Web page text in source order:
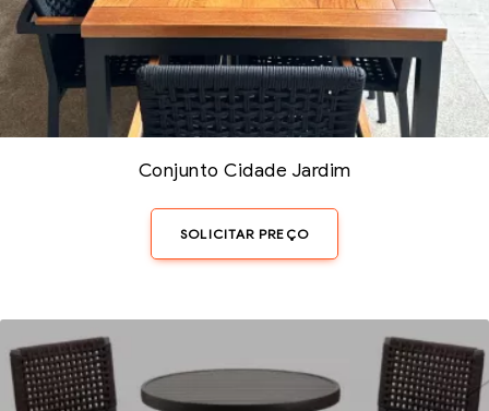
Conjunto Cidade Jardim
SOLICITAR PREÇO